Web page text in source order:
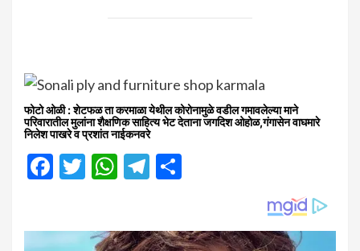
फोटो ओळी : शेटफळ ता करमाळा येथील कोरोनामुळे वडील गमावलेल्या माने
परिवारातील मुलांना शैक्षणिक साहित्य भेट देताना जगदिश ओहोळ,गंगासेन वाघमारे
निलेश पाखरे व‌ प्रशांत नाईकनवरे
Facebook
Twitter
WhatsApp
Telegram